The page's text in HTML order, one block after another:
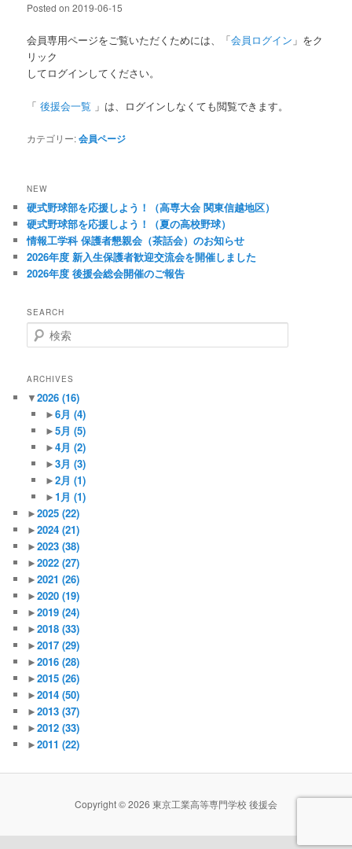
Posted on2019-06-15
会員専用ページをご覧いただくためには、「会員ログイン 」をク
リック
してログインしてください。
「後援会一覧 」は、ログインしなくても閲覧できます。
カテゴリー:会員ページ
NEW
硬式野球部を応援しよう！（高専大会 関東信越地区）
硬式野球部を応援しよう！（夏の高校野球）
情報工学科 保護者懇親会（茶話会）のお知らせ
2026年度 新入生保護者歓迎交流会を開催しました
2026年度 後援会総会開催のご報告
SEARCH
検
索
ARCHIVES
▼2026(16)
►6月 (4)
►5月 (5)
►4月 (2)
►3月 (3)
►2月 (1)
►1月 (1)
►2025(22)
►2024(21)
►2023(38)
►2022(27)
►2021(26)
►2020(19)
►2019(24)
►2018(33)
►2017(29)
►2016(28)
►2015(26)
►2014(50)
►2013(37)
►2012(33)
►2011(22)
Copyright © 2026 東京工業高等専門学校 後援会